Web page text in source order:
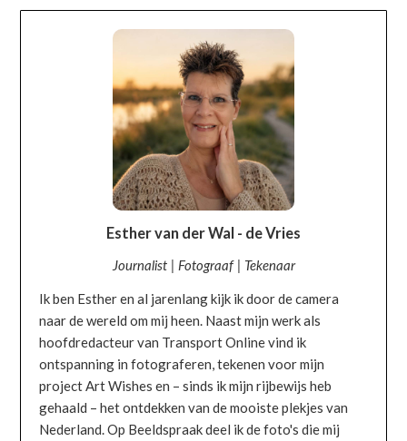
OVER MIJ
Esther van der Wal - de Vries
Journalist | Fotograaf | Tekenaar
Ik ben Esther en al jarenlang kijk ik door de camera
naar de wereld om mij heen. Naast mijn werk als
hoofdredacteur van Transport Online vind ik
ontspanning in fotograferen, tekenen voor mijn
project Art Wishes en – sinds ik mijn rijbewijs heb
gehaald – het ontdekken van de mooiste plekjes van
Nederland. Op Beeldspraak deel ik de foto's die mij